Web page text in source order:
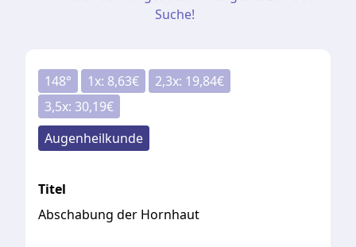
Suche!
148° 1x: 8,63€ 2,3x: 19,84€
3,5x: 30,19€
Augenheilkunde
Titel
Abschabung der Hornhaut